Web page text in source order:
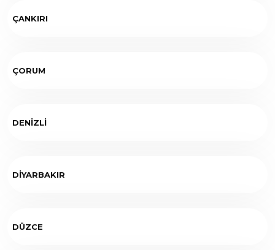
ÇANKIRI
ÇORUM
DENİZLİ
DİYARBAKIR
DÜZCE